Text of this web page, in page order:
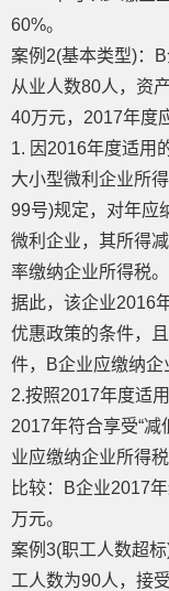
60%。
案例2(基本类型)：
从业人数80人，资
40万元，2017年度
1. 因2016年度适用
大小型微利企业所
99号)规定，对年应
微利企业，其所得
率缴纳企业所得税。
据此，该企业2016
优惠政策的条件，
件，B企业应缴纳企
2.按照2017年度适
2017年符合享受“
业应缴纳企业所得
比较：B企业2017
万元。
案例3(职工人数超
工人数为90人，接